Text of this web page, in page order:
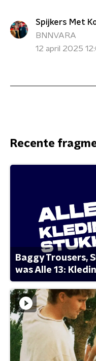
Spijkers Met
BNNVARA
12 april 2025
Recente
Baggy Trousers,
was Alle 13: